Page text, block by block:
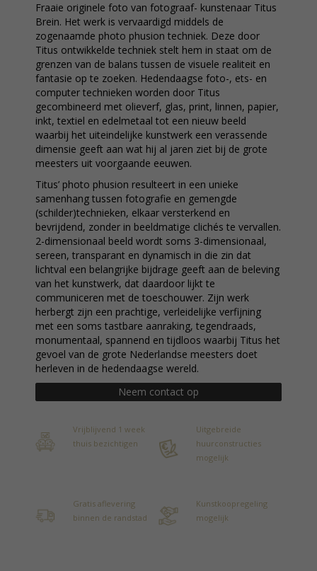
Fraaie originele foto van fotograaf- kunstenaar Titus
Brein. Het werk is vervaardigd middels de
zogenaamde photo phusion techniek. Deze door
Titus ontwikkelde techniek stelt hem in staat om de
grenzen van de balans tussen de visuele realiteit en
fantasie op te zoeken. Hedendaagse foto-, ets- en
computer technieken worden door Titus
gecombineerd met olieverf, glas, print, linnen, papier,
inkt, textiel en edelmetaal tot een nieuw beeld
waarbij het uiteindelijke kunstwerk een verassende
dimensie geeft aan wat hij al jaren ziet bij de grote
meesters uit voorgaande eeuwen.
Titus’ photo phusion resulteert in een unieke
samenhang tussen fotografie en gemengde
(schilder)technieken, elkaar versterkend en
bevrijdend, zonder in beeldmatige clichés te vervallen.
2-dimensionaal beeld wordt soms 3-dimensionaal,
sereen, transparant en dynamisch in die zin dat
lichtval een belangrijke bijdrage geeft aan de beleving
van het kunstwerk, dat daardoor lijkt te
communiceren met de toeschouwer. Zijn werk
herbergt zijn een prachtige, verleidelijke verfijning
met een soms tastbare aanraking, tegendraads,
monumentaal, spannend en tijdloos waarbij Titus het
gevoel van de grote Nederlandse meesters doet
herleven in de hedendaagse wereld.
Neem contact op
Vrijblijvend 1 week
thuis bezichtigen
Uitgebreide
huurconstructies
mogelijk
Gratis aflevering
binnen de randstad
Kunstkoopregeling
mogelijk